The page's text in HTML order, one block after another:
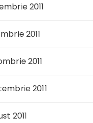
2011
2011
2011
2011
2011